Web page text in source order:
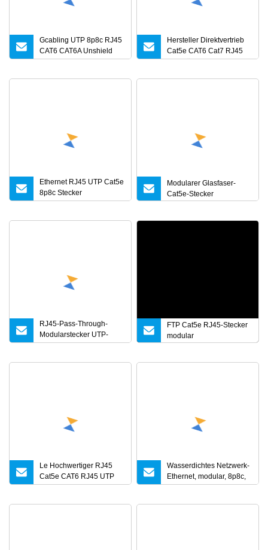
Gcabling UTP 8p8c RJ45
CAT6 CAT6A Unshield
Networking Connection
Hersteller Direktvertrieb
Cat5e CAT6 Cat7 RJ45
Datenübertragungsstecker
Ethernet RJ45 UTP Cat5e
8p8c Stecker
Modularstecker 2
Modularer Glasfaser-
Cat5e-Stecker
RJ45-Pass-Through-
Modularstecker UTP-
Ethernet-Kabel Netzwerk-
FTP Cat5e RJ45-Stecker
modular
Le Hochwertiger RJ45
Cat5e CAT6 RJ45 UTP
8p8c Modularstecker
Wasserdichtes Netzwerk-
Ethernet, modular, 8p8c,
Keystone, Cat5e, CAT6,